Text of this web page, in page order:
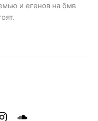
и егенов на бмв
soundcloud